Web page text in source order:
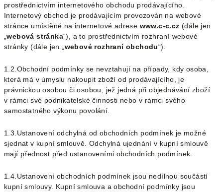
prostřednictvím internetového obchodu prodávajícího.
Internetový obchod je prodávajícím provozován na webové
stránce umístěné na internetové adrese www.c-c.cz (dále jen
„webová stránka“), a to prostřednictvím rozhraní webové
stránky (dále jen „ webové rozhraní obchodu“).
1.2.Obchodní podmínky se nevztahují na případy, kdy osoba,
která má v úmyslu nakoupit zboží od prodávajícího, je
právnickou osobou či osobou, jež jedná při objednávání zboží
v rámci své podnikatelské činnosti nebo v rámci svého
samostatného výkonu povolání.
1.3.Ustanovení odchylná od obchodních podmínek je možné
sjednat v kupní smlouvě. Odchylná ujednání v kupní smlouvě
mají přednost před ustanoveními obchodních podmínek.
1.4.Ustanovení obchodních podmínek jsou nedílnou součástí
kupní smlouvy. Kupní smlouva a obchodní podmínky jsou